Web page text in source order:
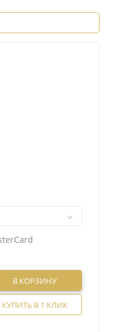
В КОРЗИНУ
КУПИТЬ В 1 КЛИК